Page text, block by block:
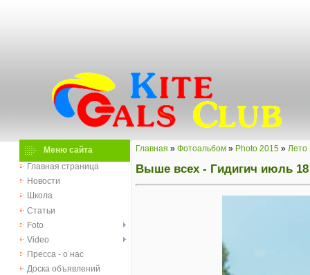
Меню сайта
Главная страница
Новости
Школа
Статьи
Foto
Video
Пресса - о нас
Доска объявлений
Главная » Фотоальбом » Photo 2015 » Лето
Выше всех - Гидигич июль 18